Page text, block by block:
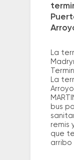
La
La
bus
remis
que
arribo